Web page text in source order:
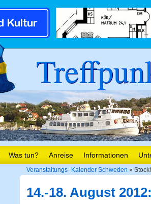
Was tun? Anreise Informationen
Veranstaltungs- Kalender Schweden »
14.-18. August